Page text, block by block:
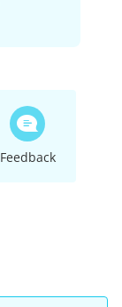
Feedback